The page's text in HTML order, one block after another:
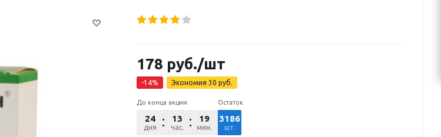
178 руб./шт
-14% Экономия 30 руб.
До конца акции
24
дня
13
час.
19
мин.
47
сек.
Остаток
3186
шт.